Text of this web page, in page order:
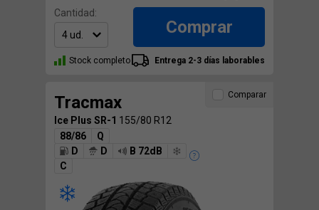
Cantidad:
Comprar
Stock completo Entrega 2-3 días laborables
Tracmax
Ice Plus SR-1 155/80 R12
88/86
Q
D
D
B 72dB
C
Comparar